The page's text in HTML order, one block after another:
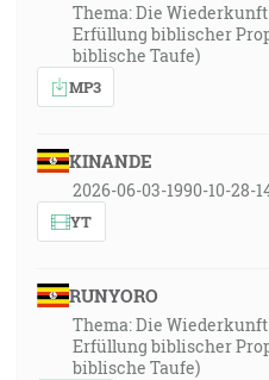
Thema: Die
Erfüllung biblischer
biblische Taufe)
MP3
KINANDE
2026-06-03-1990-10-28-
YT
RUNYORO
Thema: Die
Erfüllung biblischer
biblische Taufe)